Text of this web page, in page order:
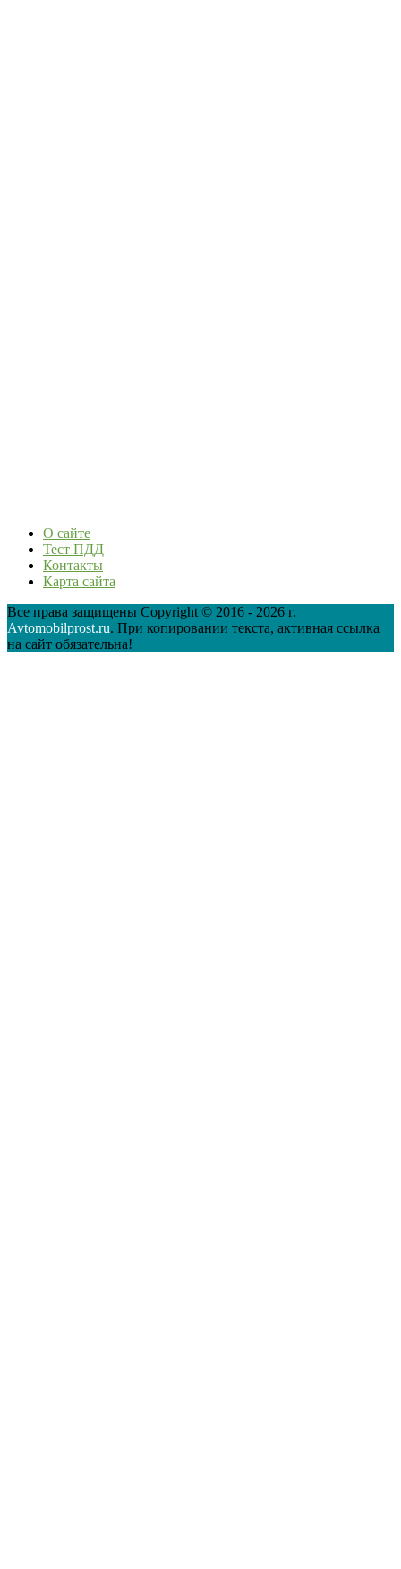
О сайте
Тест ПДД
Контакты
Карта сайта
Все права защищены Copyright © 2016 - 2026 г.
Avtomobilprost.ru. При копировании текста, активная ссылка
на сайт обязательна!